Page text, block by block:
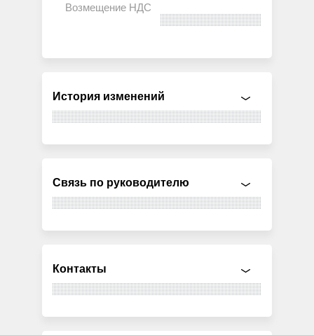
История изменений
Связь по руководителю
Контакты